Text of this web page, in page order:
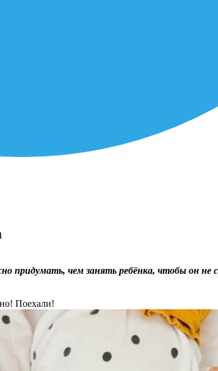
чем занять ребёнка, чтобы он не
Поехали!